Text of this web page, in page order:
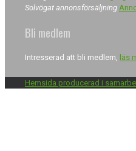
Solvögat annonsförsäljning
Bli medlem
Intresserad att bli medlem, läs
Hemsida producerad i